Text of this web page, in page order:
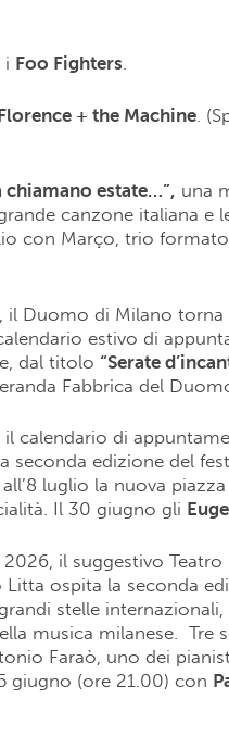
i Foo Fighters.
+ the Machine.
chiamano estate…”, una
canzone italiana e
con Março, trio
il Duomo di Milano torna
estivo di
dal titolo “Serate
Fabbrica del
il calendario di
seconda edizione del
luglio la nuova
Il 30 giugno gli
il suggestivo Teatro
ospita la seconda
stelle
musica milanese.
Tre
Faraò, uno dei
giugno (ore 21.00) con